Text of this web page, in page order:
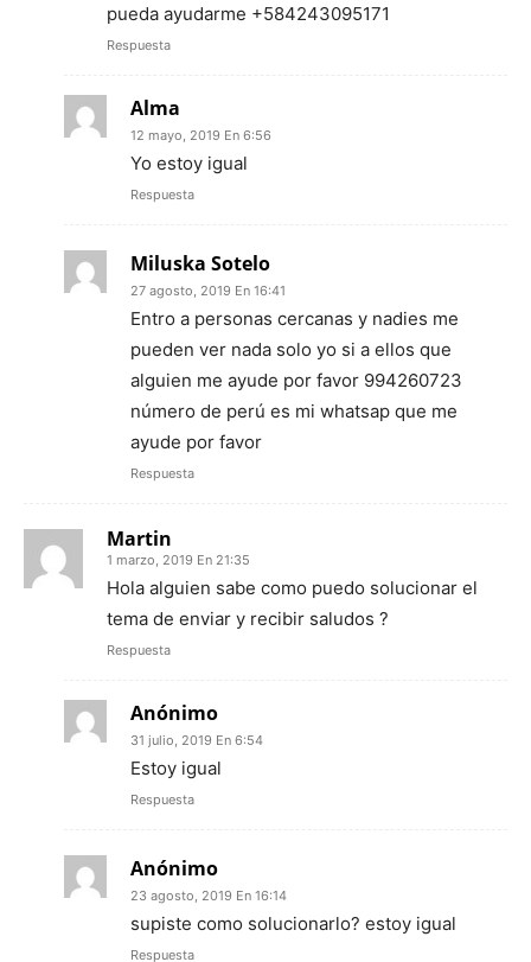
pueda ayudarme +584243095171
Respuesta
Alma
12 mayo, 2019 En 6:56
Yo estoy igual
Respuesta
Miluska Sotelo
27 agosto, 2019 En 16:41
Entro a personas cercanas y nadies me
pueden ver nada solo yo si a ellos que
alguien me ayude por favor 994260723
número de perú es mi whatsap que me
ayude por favor
Respuesta
Martin
1 marzo, 2019 En 21:35
Hola alguien sabe como puedo solucionar el
tema de enviar y recibir saludos ?
Respuesta
Anónimo
31 julio, 2019 En 6:54
Estoy igual
Respuesta
Anónimo
23 agosto, 2019 En 16:14
supiste como solucionarlo? estoy igual
Respuesta